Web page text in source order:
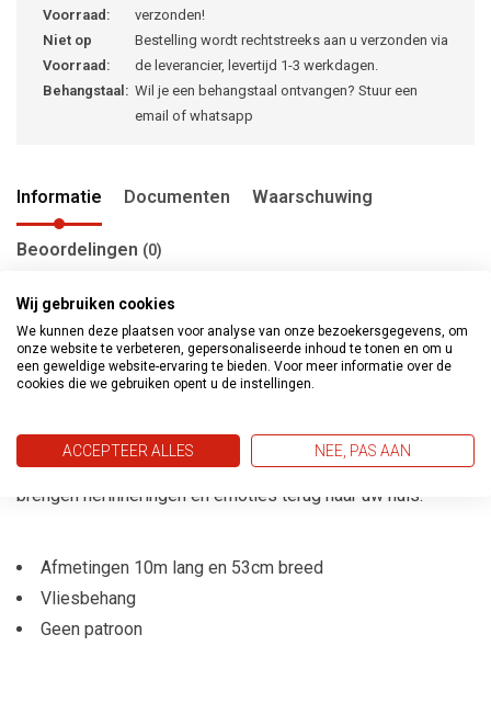
Voorraad:
verzonden!
Niet op
Voorraad:
Bestelling wordt rechtstreeks aan u verzonden via
de leverancier, levertijd 1-3 werkdagen.
Behangstaal: Wil je een behangstaal ontvangen? Stuur een
email of whatsapp
Informatie Documenten Waarschuwing
Beoordelingen (0)
Metropolitan stories Travel Styles gaat verder met het
ontdekken van de wereld door middel van vijf
en prachtige ervaringen van verre landen, steden en
culturen. De nieuwe expressieve kleuren en patronen
brengen herinneringen en emoties terug naar uw huis.
Afmetingen 10m lang en 53cm breed
Vliesbehang
Geen patroon
Wij gebruiken cookies
We kunnen deze plaatsen voor analyse van onze bezoekersgegevens, om
onze website te verbeteren, gepersonaliseerde inhoud te tonen en om u
een geweldige website-ervaring te bieden. Voor meer informatie over de
cookies die we gebruiken opent u de instellingen.
ACCEPTEER ALLES NEE, PAS AAN